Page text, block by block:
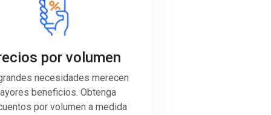
por volumen
necesidades merecen
beneficios. Obtenga
por volumen a medida